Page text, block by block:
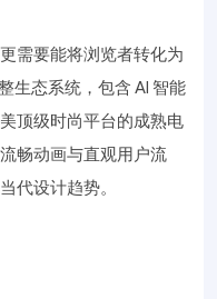
需要能将浏览者转化为
生态系统，包含 AI 智能
顶级时尚平台的成熟电
畅动画与直观用户流
代设计趋势。